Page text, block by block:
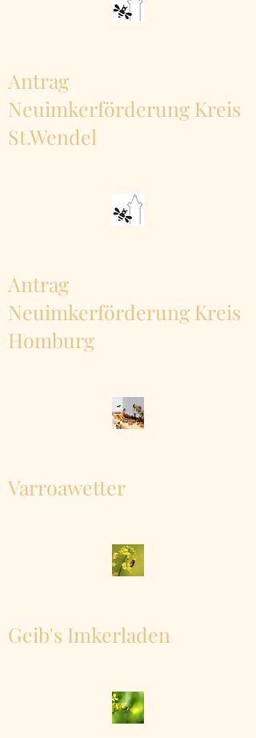
Antrag
Neuimkerförderung Kreis
St.Wendel
Antrag
Neuimkerförderung Kreis
Homburg
Varroawetter
Geib's Imkerladen